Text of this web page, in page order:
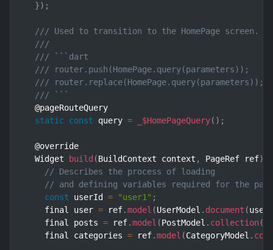
}) ;
/// Used to transition to the HomePage screen.
///
/// ```dart
/// router.push(HomePage.query(parameters));    //
/// router.replace(HomePage.query(parameters));
/// ```
  @pageRouteQuery
static const query = _$HomePageQuery( ) ;
  @override
  Widget
build (BuildContext context , PageRef ref)
// Describes the process of loading
// and defining variables required for the
const userId = "user1" ;
    final user
= ref.model (UserModel . document (
    final posts
= ref.model (PostModel . collection(
    final categories
= ref.model (CategoryModel .